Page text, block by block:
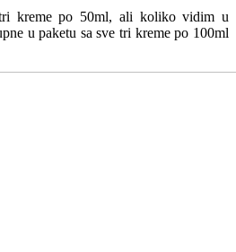
kreme po 50ml, ali koliko vidim u
u paketu sa sve tri kreme po 100ml